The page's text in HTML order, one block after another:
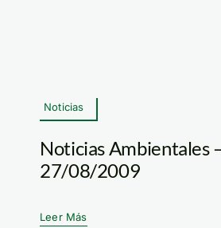
Noticias
Noticias Ambientales
27/08/2009
Leer Más